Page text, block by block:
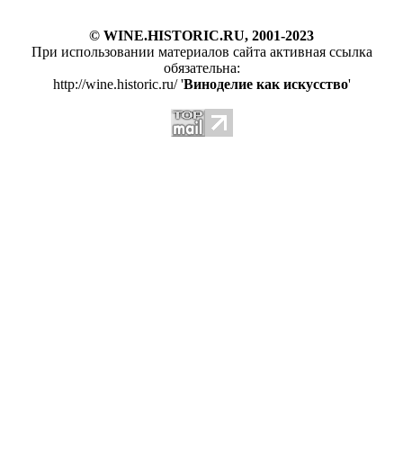
© WINE.HISTORIC.RU, 2001-2023
При использовании материалов сайта активная ссылка
обязательна:
http://wine.historic.ru/ 'Виноделие как искусство'